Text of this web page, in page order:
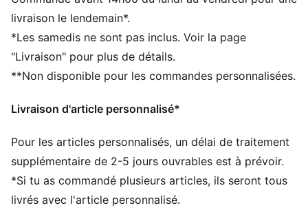
Détails brandés PUMA
livraison le lendemain*.
*Les samedis ne sont pas inclus. Voir la page
"Livraison" pour plus de détails.
**Non disponible pour les commandes personnalisées.
Livraison d'article personnalisé*
Pour les articles personnalisés, un délai de traitement
supplémentaire de 2-5 jours ouvrables est à prévoir.
*Si tu as commandé plusieurs articles, ils seront tous
livrés avec l'article personnalisé.